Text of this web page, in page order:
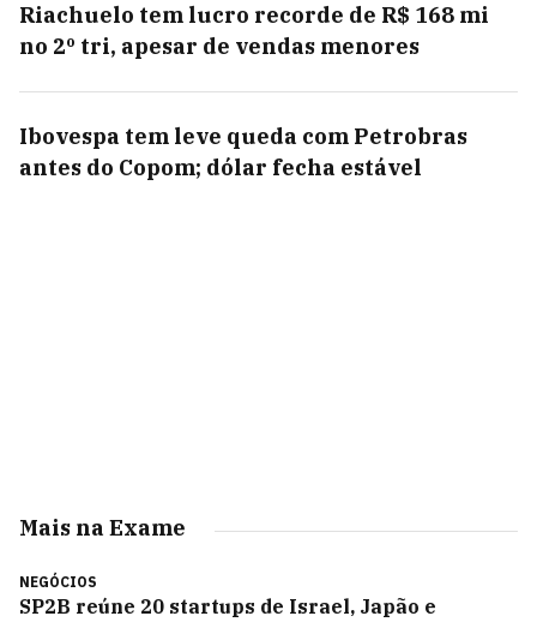
Riachuelo tem lucro recorde de R$ 168 mi
no 2º tri, apesar de vendas menores
Ibovespa tem leve queda com Petrobras
antes do Copom; dólar fecha estável
Mais na Exame
NEGÓCIOS
SP2B reúne 20 startups de Israel, Japão e